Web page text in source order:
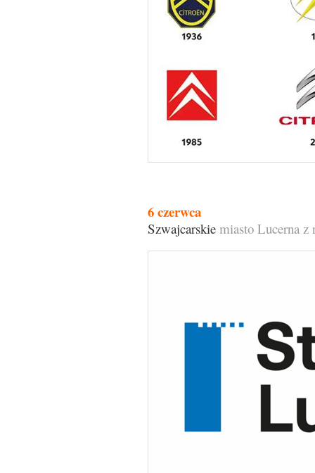
6 czerwca
Szwajcarskie miasto Lucerna